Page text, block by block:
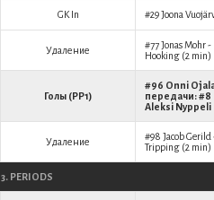
GK In #29Joona
Удаление #77Jonas Mohr-
Hooking (2 min)
Голы (PP1)
#96 Onni
передачи: #8
Aleksi Nyppeli
Удаление #98 Jacob Gerild
Tripping (2 min)
3. PERIODS